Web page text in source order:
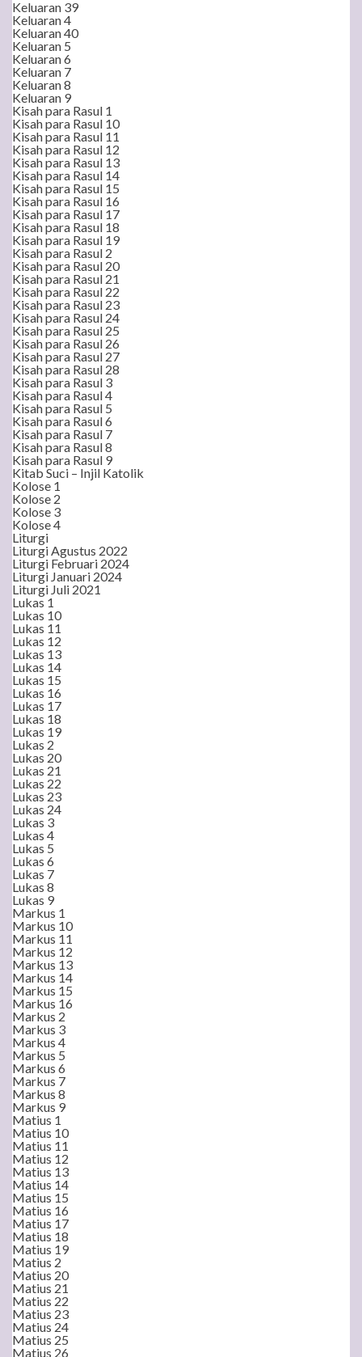
Keluaran 39
Keluaran 4
Keluaran 40
Keluaran 5
Keluaran 6
Keluaran 7
Keluaran 8
Keluaran 9
Kisah para Rasul 1
Kisah para Rasul 10
Kisah para Rasul 11
Kisah para Rasul 12
Kisah para Rasul 13
Kisah para Rasul 14
Kisah para Rasul 15
Kisah para Rasul 16
Kisah para Rasul 17
Kisah para Rasul 18
Kisah para Rasul 19
Kisah para Rasul 2
Kisah para Rasul 20
Kisah para Rasul 21
Kisah para Rasul 22
Kisah para Rasul 23
Kisah para Rasul 24
Kisah para Rasul 25
Kisah para Rasul 26
Kisah para Rasul 27
Kisah para Rasul 28
Kisah para Rasul 3
Kisah para Rasul 4
Kisah para Rasul 5
Kisah para Rasul 6
Kisah para Rasul 7
Kisah para Rasul 8
Kisah para Rasul 9
Kitab Suci – Injil Katolik
Kolose 1
Kolose 2
Kolose 3
Kolose 4
Liturgi
Liturgi Agustus 2022
Liturgi Februari 2024
Liturgi Januari 2024
Liturgi Juli 2021
Lukas 1
Lukas 10
Lukas 11
Lukas 12
Lukas 13
Lukas 14
Lukas 15
Lukas 16
Lukas 17
Lukas 18
Lukas 19
Lukas 2
Lukas 20
Lukas 21
Lukas 22
Lukas 23
Lukas 24
Lukas 3
Lukas 4
Lukas 5
Lukas 6
Lukas 7
Lukas 8
Lukas 9
Markus 1
Markus 10
Markus 11
Markus 12
Markus 13
Markus 14
Markus 15
Markus 16
Markus 2
Markus 3
Markus 4
Markus 5
Markus 6
Markus 7
Markus 8
Markus 9
Matius 1
Matius 10
Matius 11
Matius 12
Matius 13
Matius 14
Matius 15
Matius 16
Matius 17
Matius 18
Matius 19
Matius 2
Matius 20
Matius 21
Matius 22
Matius 23
Matius 24
Matius 25
Matius 26